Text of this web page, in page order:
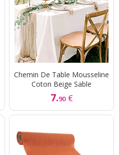
Chemin De Table Mousseline
Coton Beige Sable
7.90 €